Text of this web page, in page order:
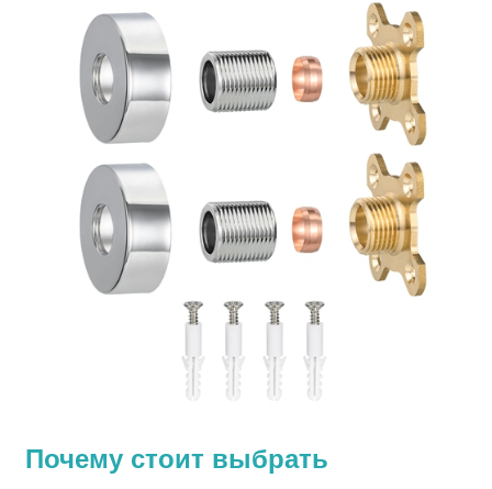
Почему стоит выбрать